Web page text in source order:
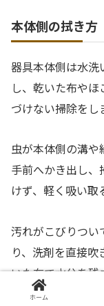
本体側の拭き方
器具本体側は水洗
し、乾いた布や
づけない掃除をし
虫が本体側の溝や
手前へかき出し
けず、軽く吸い取
汚れがこびりつい
り、洗剤を直接
いた布で水分を残
ホーム